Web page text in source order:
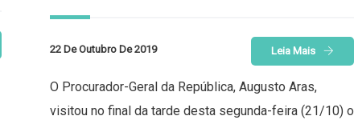
22 De Outubro De 2019 Leia Mais
O Procurador-Geral da República, Augusto Aras,
visitou no final da tarde desta segunda-feira (21/10) o